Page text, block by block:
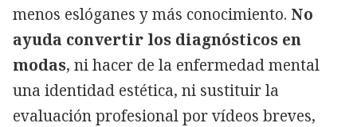
menos eslóganes y más conocimiento. No
ayuda convertir los diagnósticos en
modas, ni hacer de la enfermedad mental
una identidad estética, ni sustituir la
evaluación profesional por vídeos breves,